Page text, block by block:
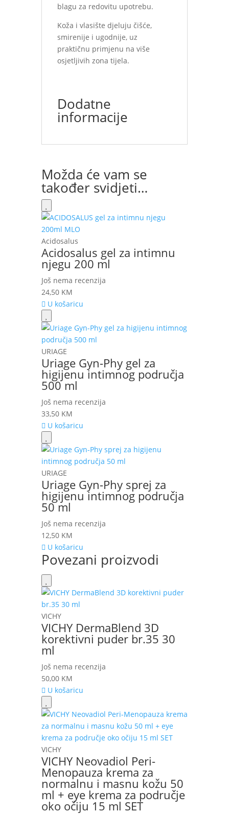
blagu za redovitu upotrebu.
Koža i vlasište djeluju čišće,
smirenije i ugodnije, uz
praktičnu primjenu na više
osjetljivih zona tijela.
Dodatne
informacije
Možda će vam se
također svidjeti…
Acidosalus
Acidosalus gel za intimnu
njegu 200 ml
Još nema recenzija
24,50 KM
U košaricu
URIAGE
Uriage Gyn-Phy gel za
higijenu intimnog područja
500 ml
Još nema recenzija
33,50 KM
U košaricu
URIAGE
Uriage Gyn-Phy sprej za
higijenu intimnog područja
50 ml
Još nema recenzija
12,50 KM
U košaricu
Povezani proizvodi
VICHY
VICHY DermaBlend 3D
korektivni puder br.35 30
ml
Još nema recenzija
50,00 KM
U košaricu
VICHY
VICHY Neovadiol Peri-
Menopauza krema za
normalnu i masnu kožu 50
ml + eye krema za područje
oko očiju 15 ml SET